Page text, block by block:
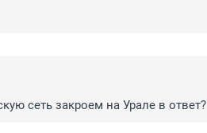
сеть закроем на Урале в ответ?